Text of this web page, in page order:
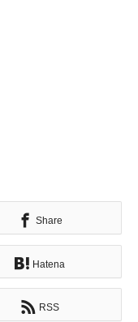
Share
Hatena
RSS